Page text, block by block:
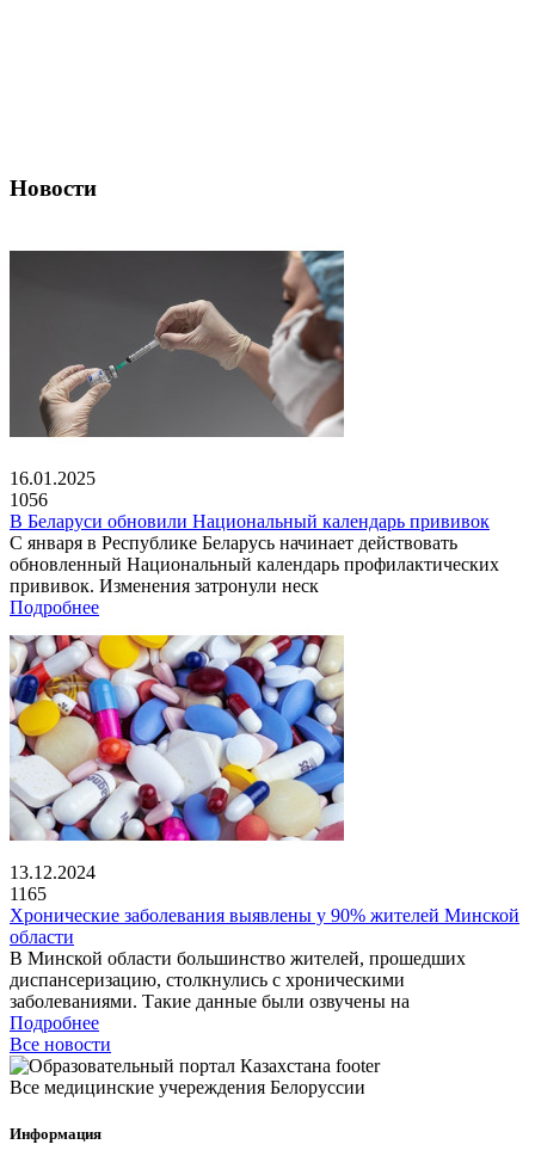
Новости
16.01.2025
1056
В Беларуси обновили Национальный календарь прививок
С января в Республике Беларусь начинает действовать
обновленный Национальный календарь профилактических
прививок. Изменения затронули неск
Подробнее
13.12.2024
1165
Хронические заболевания выявлены у 90% жителей Минской
области
В Минской области большинство жителей, прошедших
диспансеризацию, столкнулись с хроническими
заболеваниями. Такие данные были озвучены на
Подробнее
Все новости
Все медицинские учереждения Белоруссии
Информация